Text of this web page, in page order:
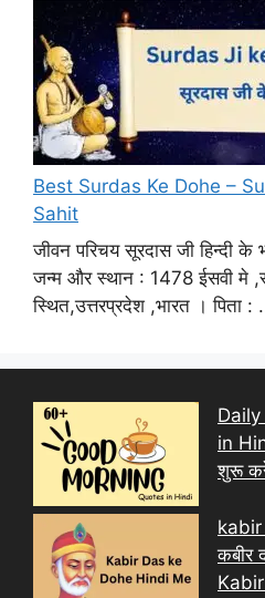
Best Surdas Ke Dohe –
Sahit
जीवन परिचय सूरदास जी हिन्दी
जन्म और स्थान : 1478 ईसवी मे
स्थित,उत्तरप्रदेश ,भारत । पिता :
in
शुरू
कबीर